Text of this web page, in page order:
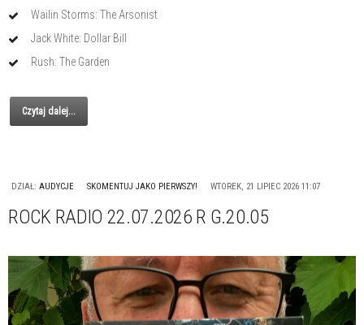
Wailin Storms: The Arsonist
Jack White: Dollar Bill
Rush: The Garden
Czytaj dalej...
DZIAŁ: AUDYCJE SKOMENTUJ JAKO PIERWSZY! WTOREK, 21 LIPIEC 2026 11:07
ROCK RADIO 22.07.2026 R G.20.05